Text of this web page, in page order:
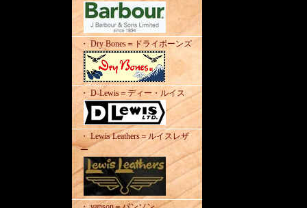
・ Dry Bones＝ドライボーンズ
・ D-Lewis＝ディー・ルイス
・ Lewis Leathers＝ルイスレザ
ー